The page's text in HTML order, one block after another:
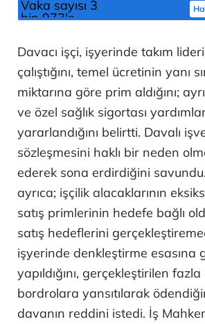
Davacı işçi, işyerinde takım
çalıştığını, temel ücretinin yanı
miktarına göre prim aldığını;
ve özel sağlık sigortası
yararlandığını belirtti. Davalı
sözleşmesini haklı bir neden
ederek sona erdirdiğini
ayrıca; işçilik alacaklarının
satış primlerinin hedefe bağlı
satış hedeflerini
işyerinde denkleştirme esasına
yapıldığını, gerçekleştirilen fazla
bordrolara yansıtılarak
davanın reddini istedi. İş